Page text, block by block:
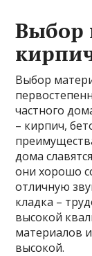
Выбор
Выбор
частного
– кирпич,
дома
они хорошо
отличную
кладка –
высокой
материалов
высокой.